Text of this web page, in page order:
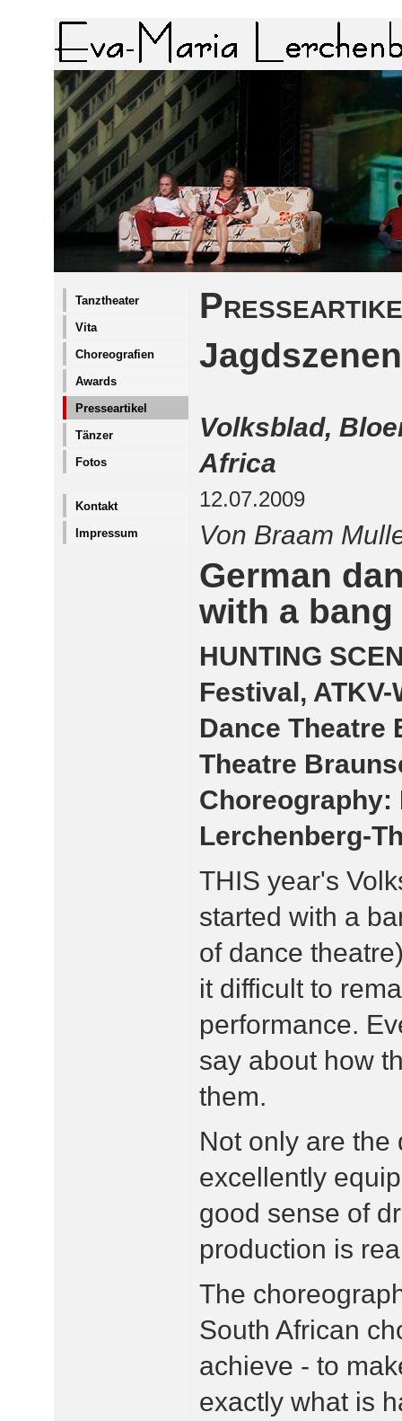
Tanztheater
Vita
Choreografien
Awards
Presseartikel
Tänzer
Fotos
Kontakt
Impressum
Jagdszenen
Volksblad,
Africa
12.07.2009
Von Braam
German
with a bang
HUNTING
Festival,
Dance Theatre
Theatre
Choreography:
Lerchenberg-
THIS year's
started with a
of dance
it difficult to
performance.
say about how
them.
Not only are the
excellently
good sense of
production is
The
South African
achieve - to
exactly what is